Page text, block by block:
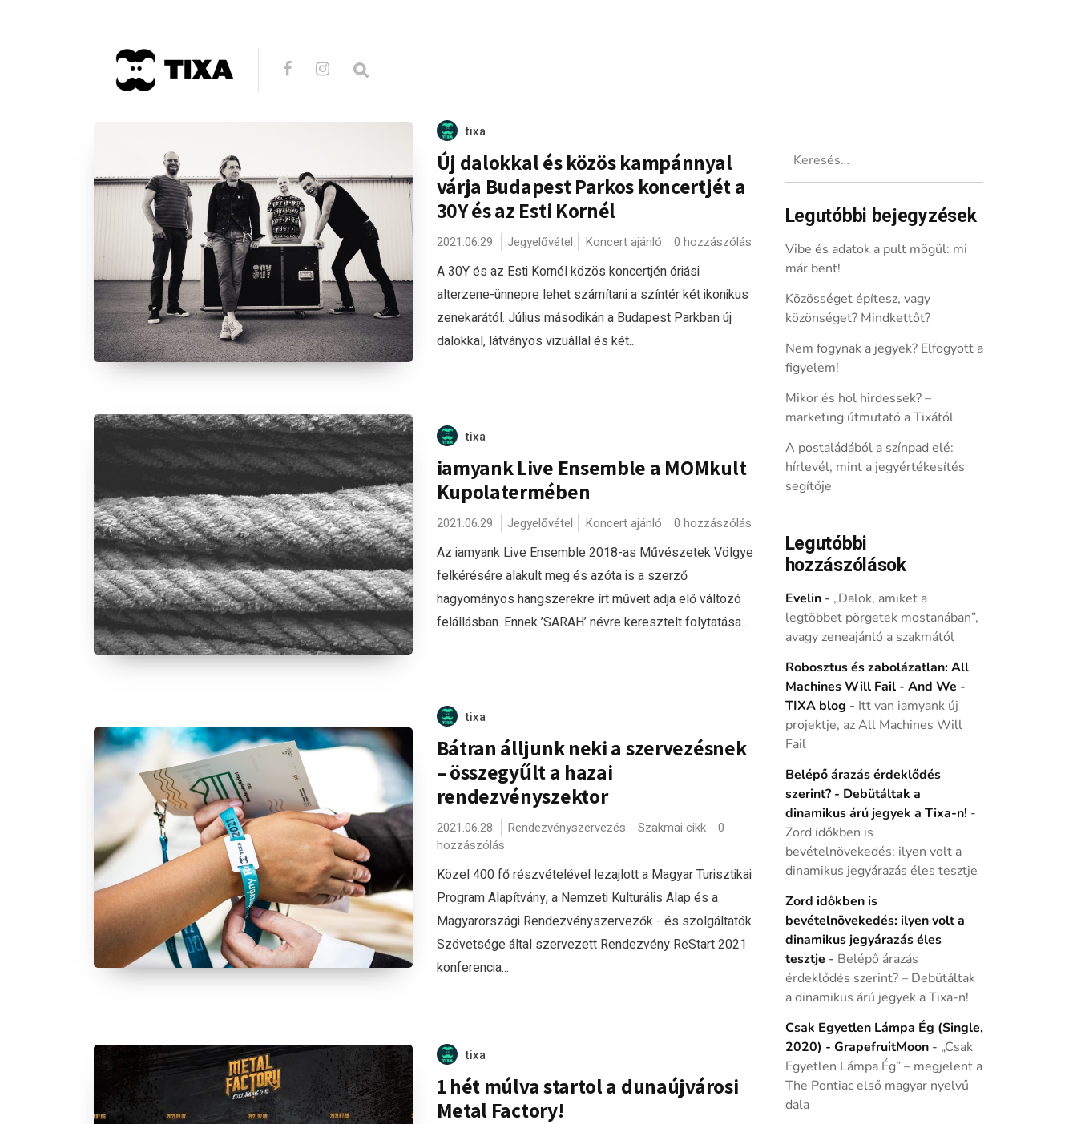
tixa
Új dalokkal és közös kampánnyal
várja Budapest Parkos koncertjét a
30Y és az Esti Kornél
2021.06.29. Jegyelővétel Koncert ajánló 0 hozzászólás
A 30Y és az Esti Kornél közös koncertjén óriási
alterzene-ünnepre lehet számítani a színtér két ikonikus
zenekarától. Július másodikán a Budapest Parkban új
dalokkal, látványos vizuállal és két...
tixa
iamyank Live Ensemble a MOMkult
Kupolatermében
2021.06.29. Jegyelővétel Koncert ajánló 0 hozzászólás
Az iamyank Live Ensemble 2018-as Művészetek Völgye
felkérésére alakult meg és azóta is a szerző
hagyományos hangszerekre írt műveit adja elő változó
felállásban. Ennek ’SARAH’ névre keresztelt folytatása...
tixa
Bátran álljunk neki a szervezésnek
– összegyűlt a hazai
rendezvényszektor
2021.06.28. Rendezvényszervezés Szakmai cikk
0
hozzászólás
Közel 400 fő részvételével lezajlott a Magyar Turisztikai
Program Alapítvány, a Nemzeti Kulturális Alap és a
Magyarországi Rendezvényszervezők - és szolgáltatók
Szövetsége által szervezett Rendezvény ReStart 2021
konferencia...
tixa
1 hét múlva startol a dunaújvárosi
Metal Factory!
Legutóbbi bejegyzések
Vibe és adatok a pult mögül: mi
már bent!
Közösséget építesz, vagy
közönséget? Mindkettőt?
Nem fogynak a jegyek? Elfogyott a
figyelem!
Mikor és hol hirdessek? –
marketing útmutató a Tixától
A postaládából a színpad elé:
hírlevél, mint a jegyértékesítés
segítője
Legutóbbi
hozzászólások
Evelin- „Dalok, amiket a
legtöbbet pörgetek mostanában”,
avagy zeneajánló a szakmától
Robosztus és zabolázatlan: All
Machines Will Fail - And We -
TIXA blog - Itt van iamyank új
projektje, az All Machines Will
Fail
Belépő árazás érdeklődés
szerint? - Debütáltak a
dinamikus árú jegyek a Tixa-n! -
Zord időkben is
bevételnövekedés: ilyen volt a
dinamikus jegyárazás éles tesztje
Zord időkben is
bevételnövekedés: ilyen volt a
dinamikus jegyárazás éles
tesztje - Belépő árazás
érdeklődés szerint? – Debütáltak
a dinamikus árú jegyek a Tixa-n!
Csak Egyetlen Lámpa Ég (Single,
2020) - GrapefruitMoon- „Csak
Egyetlen Lámpa Ég” – megjelent a
The Pontiac első magyar nyelvű
dala